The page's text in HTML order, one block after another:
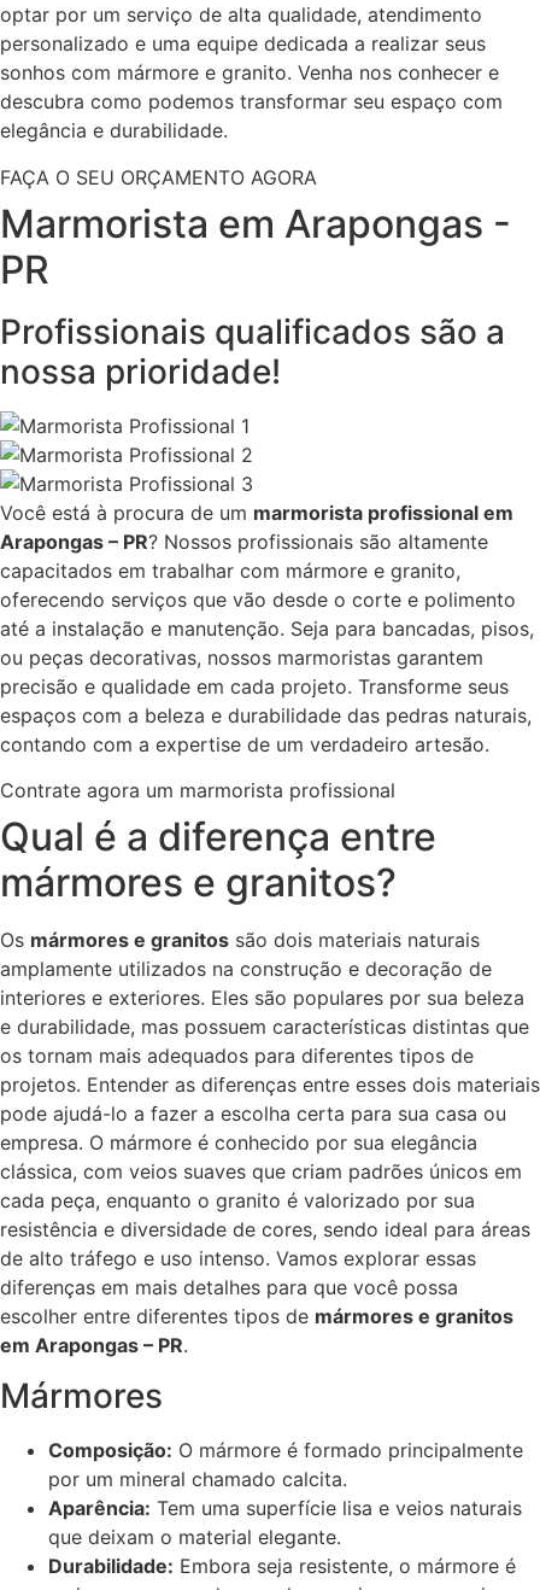
optar por um serviço de alta qualidade, atendimento
personalizado e uma equipe dedicada a realizar seus
sonhos com mármore e granito. Venha nos conhecer e
descubra como podemos transformar seu espaço com
elegância e durabilidade.
FAÇA O SEU ORÇAMENTO AGORA
Marmorista em Arapongas -
PR
Profissionais qualificados são a
nossa prioridade!
Você está à procura de um marmorista profissional em
Arapongas – PR? Nossos profissionais são altamente
capacitados em trabalhar com mármore e granito,
oferecendo serviços que vão desde o corte e polimento
até a instalação e manutenção. Seja para bancadas, pisos,
ou peças decorativas, nossos marmoristas garantem
precisão e qualidade em cada projeto. Transforme seus
espaços com a beleza e durabilidade das pedras naturais,
contando com a expertise de um verdadeiro artesão.
Contrate agora um marmorista profissional
Qual é a diferença entre
mármores e granitos?
Os mármores e granitos são dois materiais naturais
amplamente utilizados na construção e decoração de
interiores e exteriores. Eles são populares por sua beleza
e durabilidade, mas possuem características distintas que
os tornam mais adequados para diferentes tipos de
projetos. Entender as diferenças entre esses dois materiais
pode ajudá-lo a fazer a escolha certa para sua casa ou
empresa. O mármore é conhecido por sua elegância
clássica, com veios suaves que criam padrões únicos em
cada peça, enquanto o granito é valorizado por sua
resistência e diversidade de cores, sendo ideal para áreas
de alto tráfego e uso intenso. Vamos explorar essas
diferenças em mais detalhes para que você possa
escolher entre diferentes tipos de mármores e granitos
em Arapongas – PR.
Mármores
Composição: O mármore é formado principalmente
por um mineral chamado calcita.
Aparência: Tem uma superfície lisa e veios naturais
que deixam o material elegante.
Durabilidade: Embora seja resistente, o mármore é